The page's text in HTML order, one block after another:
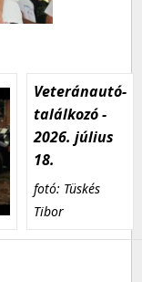
Veteránautó-
találkozó -
2026. július
18.
fotó: Tüskés
Tibor